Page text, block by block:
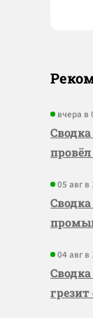
вчера в
05 авг в
04 авг в